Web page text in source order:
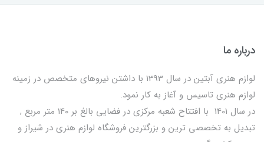
درباره ما
لوازم هنری آبتین در سال 1393 با داشتن نیروهای متخصص در زمینه
لوازم هنری تاسیس و آغاز به کار نمود.
در سال 1401 با افتتاح شعبه مرکزی در فضایی بالغ بر 140 متر مربع ,
تبدیل به تخصصی ترین و بزرگترین فروشگاه لوازم هنری در شیراز و